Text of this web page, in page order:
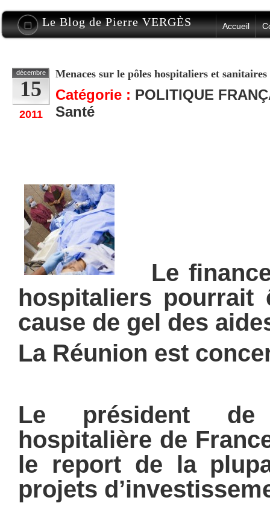
Le Blog de Pierre VERGÈS Accueil
décembre
15
2011
Menaces sur le pôles hospitaliers et
Catégorie : POLITIQUE
Santé
Le
hospitaliers pourrait
cause de gel des
La Réunion est
Le président de
hospitalière de
le report de la
projets